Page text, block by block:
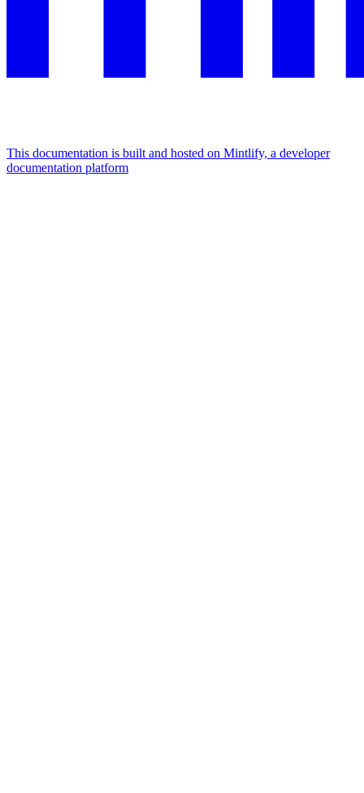
This documentation is built and hosted on Mintlify, a developer
documentation platform